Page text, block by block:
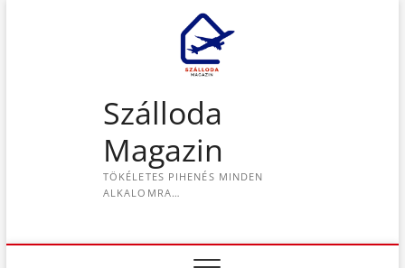
t
Szálloda
Magazin
TÖKÉLETES PIHENÉS MINDEN
ALKALOMRA…